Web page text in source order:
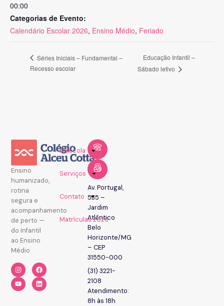
00:00
Categorias de Evento:
Calendário Escolar 2026, Ensino Médio, Feriado
Séries Iniciais – Fundamental –
Recesso escolar
Educação Infantil –
Sábado letivo
Ensino
humanizado,
rotina
segura e
acompanhamento
de perto —
do Infantil
ao Ensino
Médio.
A Escola
Serviços
Contato
Matrículas 2026
(31) 3221-
2108
Atendimento:
8h às 18h
Av. Portugal,
535 –
Jardim
Atlântico
Belo
Horizonte/MG
– CEP
31550-000